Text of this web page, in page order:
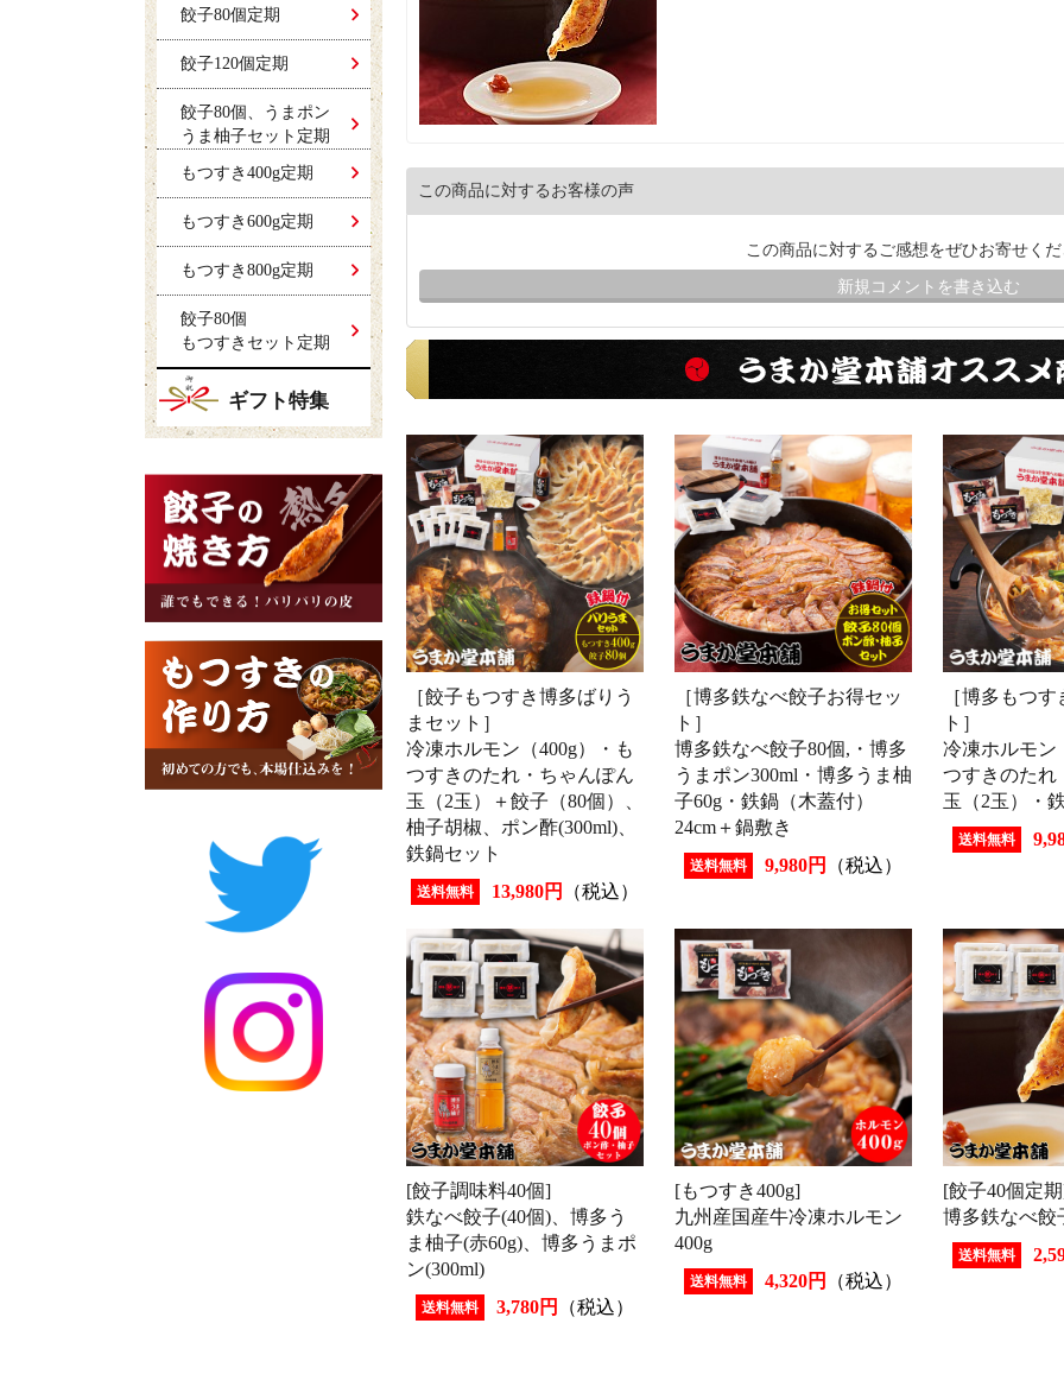
餃子80個定期
餃子120個定期
餃子80個、うまポン
うま柚子セット定期
もつすき400g定期
もつすき600g定期
もつすき800g定期
餃子80個
もつすきセット定期
ギフト特集
この商品に対するお客様の声
この商品に対するご感想をぜひお寄せく
新規コメントを書き込む
［餃子もつすき博多ばりう
まセット］
冷凍ホルモン（400g）・も
つすきのたれ・ちゃんぽん
玉（2玉）＋餃子（80個）、
柚子胡椒、ポン酢(300ml)、
鉄鍋セット
送料無料 13,980円 （税込）
［博多鉄なべ餃子お得セッ
ト］
博多鉄なべ餃子80個,・博多
うまポン300ml・博多うま柚
子60g・鉄鍋（木蓋付）
24cm＋鍋敷き
送料無料 9,980円 （税込）
［博多もつ
ト］
冷凍ホルモン
つすきのたれ
玉（2玉）・
送料無料
[餃子調味料40個]
鉄なべ餃子(40個)、博多う
ま柚子(赤60g)、博多うまポ
ン(300ml)
送料無料 3,780円 （税込）
[もつすき400g]
九州産国産牛冷凍ホルモン
400g
送料無料 4,320円 （税込）
[餃子40個定
博多鉄なべ餃
送料無料